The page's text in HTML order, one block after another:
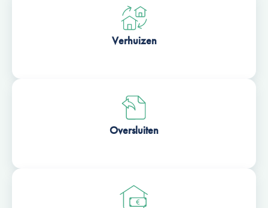
Verhuizen
Oversluiten